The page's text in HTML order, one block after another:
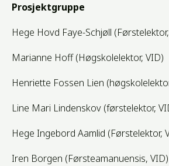
Prosjektgruppe
Hege Hovd Faye-Schjøll
Marianne Hoff (Høgskolelektor, VID)
Henriette Fossen Lien
Line Mari Lindenskov (førstelektor,
Hege Ingebord Aamlid (Førstelektor,
Iren Borgen (Førsteamanuensis, VID)